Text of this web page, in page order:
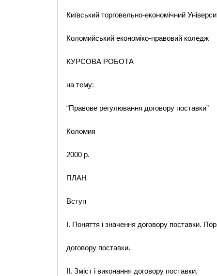
Київський торговельно-економічний
Коломийський економіко-правовий коледж
КУРСОВА РОБОТА
на тему:
“Правове регулювання договору поставки”
Коломия
2000 р.
ПЛАН
Вступ
І. Поняття і значення договору поставки.
договору поставки.
ІІ. Зміст і виконання договору поставки.